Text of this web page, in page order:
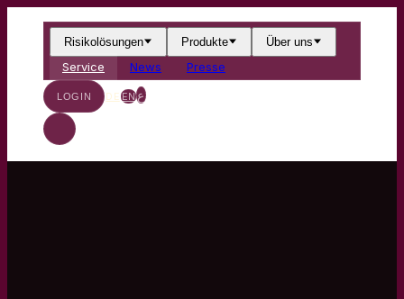
Risikolösungen Produkte Über uns
Service News Presse
LOGIN DEENع